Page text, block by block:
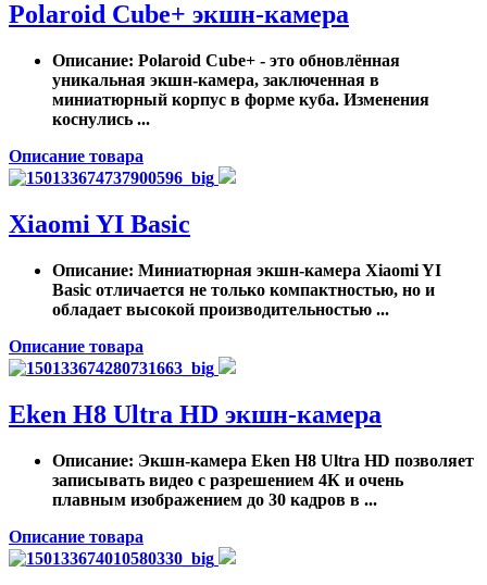
Polaroid Cube+ экшн-камера
Описание: Polaroid Cube+ - это обновлённая
уникальная экшн-камера, заключенная в
миниатюрный корпус в форме куба. Изменения
коснулись ...
Описание товара
Xiaomi YI Basic
Описание: Миниатюрная экшн-камера Xiaomi YI
Basic отличается не только компактностью, но и
обладает высокой производительностью ...
Описание товара
Eken H8 Ultra HD экшн-камера
Описание: Экшн-камера Eken H8 Ultra HD позволяет
записывать видео с разрешением 4К и очень
плавным изображением до 30 кадров в ...
Описание товара